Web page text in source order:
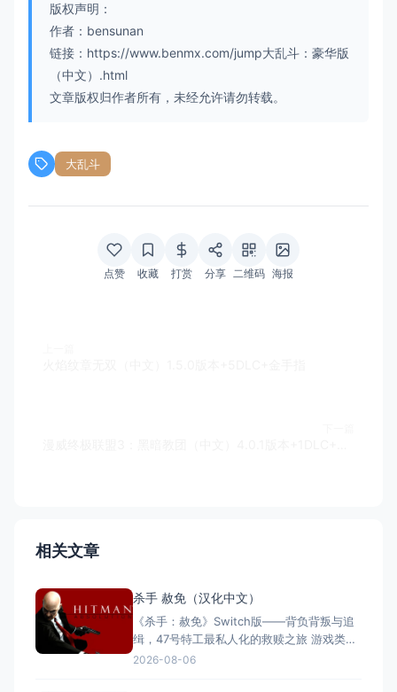
版权声明：
作者：bensunan
链接：https://www.benmx.com/jump大乱斗：豪华版
（中文）.html
文章版权归作者所有，未经允许请勿转载。
大乱斗
点赞 收藏 打赏 分享 二维码 海报
相关文章
杀手 赦免（汉化中文）
《杀手：赦免》Switch版——背负背叛与追
缉，47号特工最私人化的救赎之旅 游戏类
型：动作冒险类（第三人称潜行暗杀 × 动作
2026-08-06